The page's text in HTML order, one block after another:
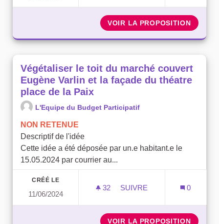
VOIR LA PROPOSITION
Végétaliser le toit du marché couvert
Eugène Varlin et la façade du théatre
place de la Paix
L'Equipe du Budget Participatif
NON RETENUE
Descriptif de l'idée
Cette idée a été déposée par un.e habitant.e le
15.05.2024 par courrier au...
CRÉÉ LE
11/06/2024
32 32 ABONNÉS
SUIVRE
0
VOIR LA PROPOSITION